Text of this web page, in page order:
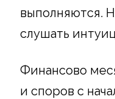
выполняются.
слушать
Финансово
и споров с